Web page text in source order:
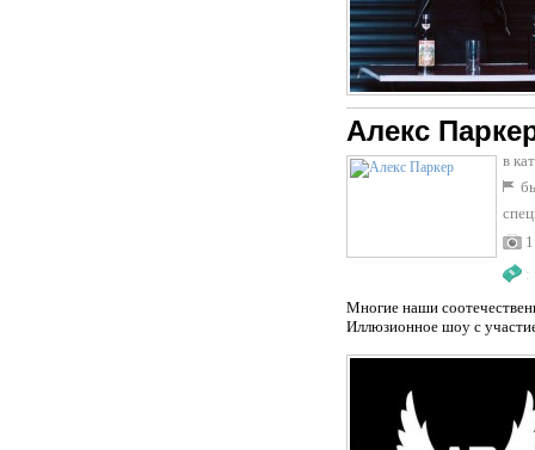
Алекс
в
1
:
Многие наши
Иллюзионное шоу с